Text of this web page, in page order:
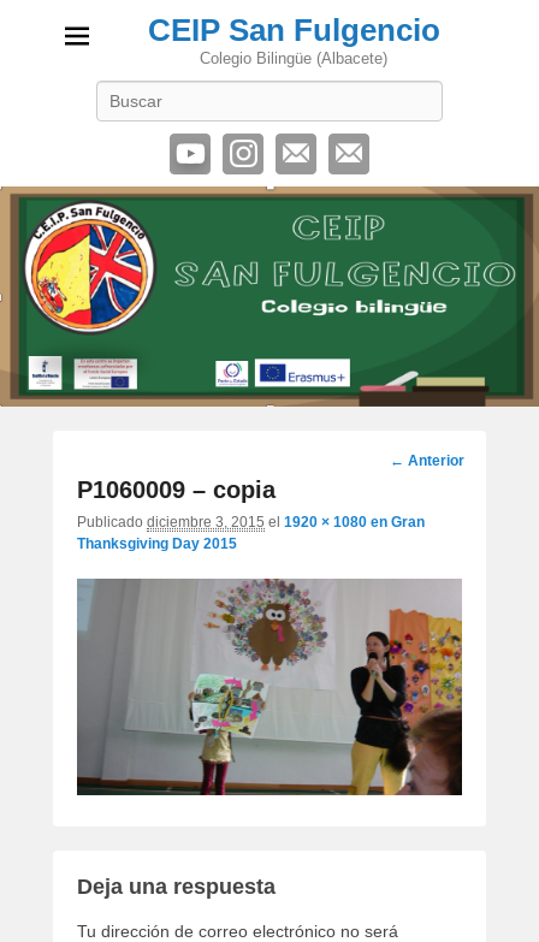
CEIP San Fulgencio
Colegio Bilingüe (Albacete)
Navegación
← Anterior
P1060009 – copia
Publicado diciembre 3, 2015 el 1920 × 1080 en Gran
Thanksgiving Day 2015
Deja una respuesta
Tu dirección de correo electrónico no será